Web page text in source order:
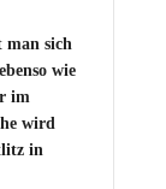
sich
wie
im
wird
in